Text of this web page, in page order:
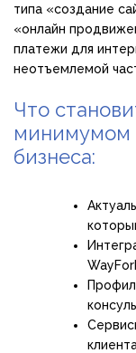
типа «создание
«онлайн
платежи для
неотъемлемой
Что
минимумом
бизнеса: